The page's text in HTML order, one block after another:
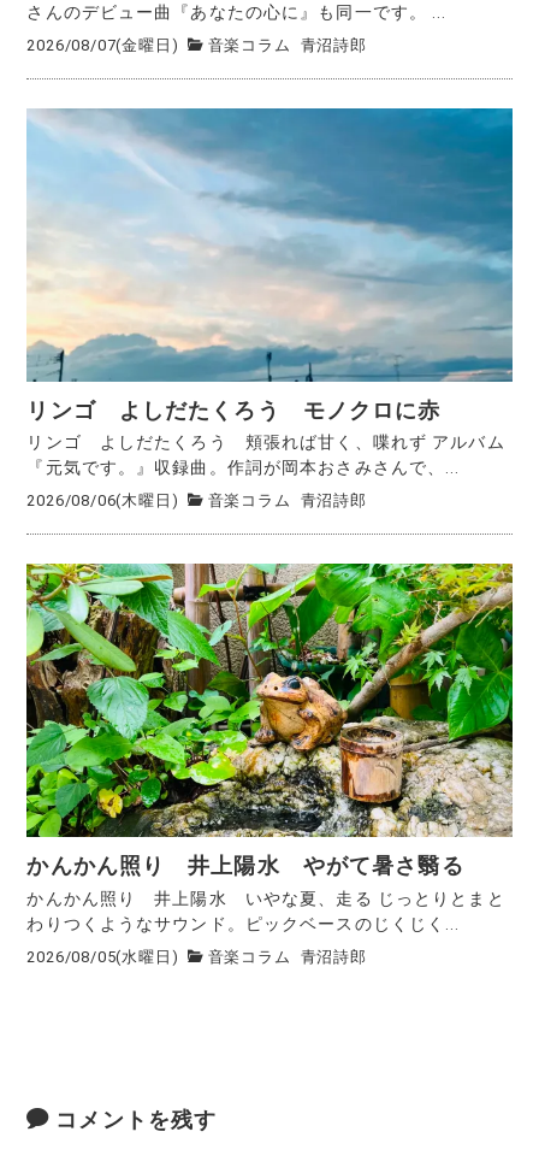
さんのデビュー曲『あなたの心に』も同一です。 ...
2026/08/07(金曜日) 音楽コラム 青沼詩郎
リンゴ よしだたくろう モノクロに赤
リンゴ よしだたくろう 頬張れば甘く、喋れず アルバム
『元気です。』収録曲。作詞が岡本おさみさんで、...
2026/08/06(木曜日) 音楽コラム 青沼詩郎
かんかん照り 井上陽水 やがて暑さ翳る
かんかん照り 井上陽水 いやな夏、走る じっとりとまと
わりつくようなサウンド。ピックベースのじくじく...
2026/08/05(水曜日) 音楽コラム 青沼詩郎
コメントを残す